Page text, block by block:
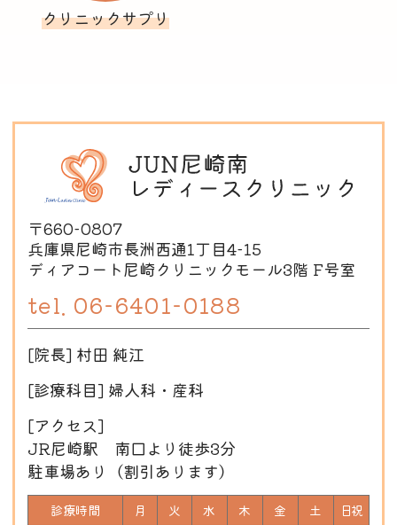
クリニックサプリ
〒660-0807
兵庫県尼崎市長洲西通1丁目4-15
ディアコート尼崎クリニックモール3階 F号室
06-6401-0188
[院長] 村田 純江
[診療科目] 婦人科・産科
[アクセス]
JR尼崎駅 南口より徒歩3分
駐車場あり（割引あります）
診療時間 月 火 水 木 金 土 日祝